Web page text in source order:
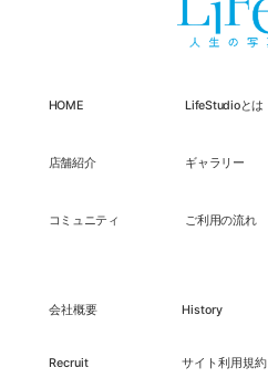
HOME LifeStudioとは
店舗紹介 ギャラリー
コミュニティ ご利用の流れ
会社概要 History
Recruit サイト利用規約